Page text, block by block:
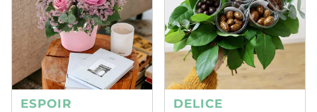
ESPOIR
DELICE